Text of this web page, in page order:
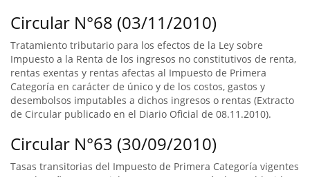
Circular N°68 (03/11/2010)
Tratamiento tributario para los efectos de la Ley sobre
Impuesto a la Renta de los ingresos no constitutivos de renta,
rentas exentas y rentas afectas al Impuesto de Primera
Categoría en carácter de único y de los costos, gastos y
desembolsos imputables a dichos ingresos o rentas (Extracto
de Circular publicado en el Diario Oficial de 08.11.2010).
Circular N°63 (30/09/2010)
Tasas transitorias del Impuesto de Primera Categoría vigentes